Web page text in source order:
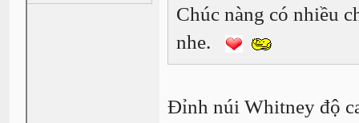
Chúc nàng có nhiều
nhe.
Đỉnh núi Whitney độ